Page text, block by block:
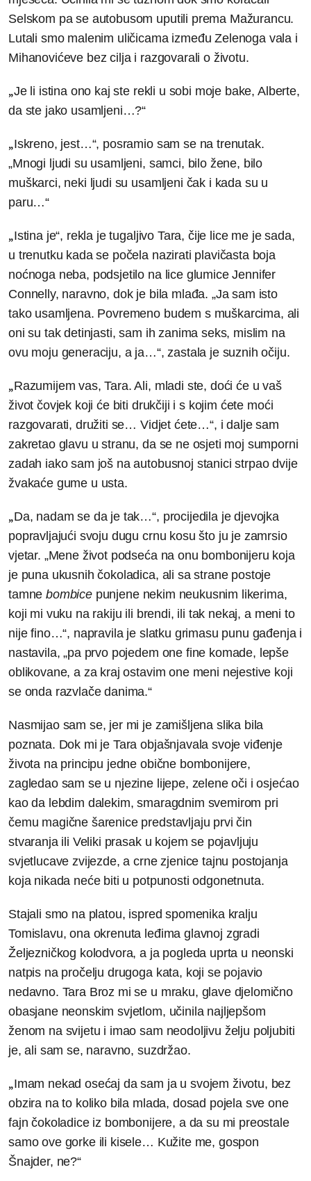
Selskom pa se autobusom uputili prema Mažurancu.
Lutali smo malenim uličicama između Zelenoga vala i
Mihanovićeve bez cilja i razgovarali o životu.
„Je li istina ono kaj ste rekli u sobi moje bake, Alberte,
da ste jako usamljeni…?“
„Iskreno, jest…“, posramio sam se na trenutak.
„Mnogi ljudi su usamljeni, samci, bilo žene, bilo
muškarci, neki ljudi su usamljeni čak i kada su u
paru…“
„Istina je“, rekla je tugaljivo Tara, čije lice me je sada,
u trenutku kada se počela nazirati plavičasta boja
noćnoga neba, podsjetilo na lice glumice Jennifer
Connelly, naravno, dok je bila mlađa. „Ja sam isto
tako usamljena. Povremeno budem s muškarcima, ali
oni su tak detinjasti, sam ih zanima seks, mislim na
ovu moju generaciju, a ja…“, zastala je suznih očiju.
„Razumijem vas, Tara. Ali, mladi ste, doći će u vaš
život čovjek koji će biti drukčiji i s kojim ćete moći
razgovarati, družiti se… Vidjet ćete…“, i dalje sam
zakretao glavu u stranu, da se ne osjeti moj sumporni
zadah iako sam još na autobusnoj stanici strpao dvije
žvakaće gume u usta.
„Da, nadam se da je tak…“, procijedila je djevojka
popravljajući svoju dugu crnu kosu što ju je zamrsio
vjetar. „Mene život podseća na onu bombonijeru koja
je puna ukusnih čokoladica, ali sa strane postoje
tamnebombice punjene nekim neukusnim likerima,
koji mi vuku na rakiju ili brendi, ili tak nekaj, a meni to
nije fino…“, napravila je slatku grimasu punu gađenja i
nastavila, „pa prvo pojedem one fine komade, lepše
oblikovane, a za kraj ostavim one meni nejestive koji
se onda razvlače danima.“
Nasmijao sam se, jer mi je zamišljena slika bila
poznata. Dok mi je Tara objašnjavala svoje viđenje
života na principu jedne obične bombonijere,
zagledao sam se u njezine lijepe, zelene oči i osjećao
kao da lebdim dalekim, smaragdnim svemirom pri
čemu magične šarenice predstavljaju prvi čin
stvaranja ili Veliki prasak u kojem se pojavljuju
svjetlucave zvijezde, a crne zjenice tajnu postojanja
koja nikada neće biti u potpunosti odgonetnuta.
Stajali smo na platou, ispred spomenika kralju
Tomislavu, ona okrenuta leđima glavnoj zgradi
Željezničkog kolodvora, a ja pogleda uprta u neonski
natpis na pročelju drugoga kata, koji se pojavio
nedavno. Tara Broz mi se u mraku, glave djelomično
obasjane neonskim svjetlom, učinila najljepšom
ženom na svijetu i imao sam neodoljivu želju poljubiti
je, ali sam se, naravno, suzdržao.
„Imam nekad osećaj da sam ja u svojem životu, bez
obzira na to koliko bila mlada, dosad pojela sve one
fajn čokoladice iz bombonijere, a da su mi preostale
samo ove gorke ili kisele… Kužite me, gospon
Šnajder, ne?“